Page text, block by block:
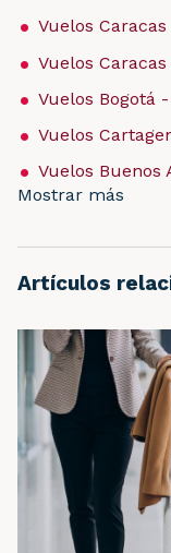
Vuelos
Vuelos
Vuelos Bogotá
Vuelos
Vuelos Buenos
Mostrar más
Artículos